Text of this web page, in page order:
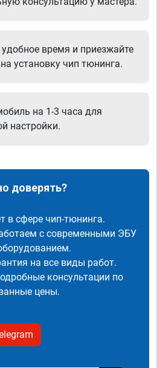
время и приезжайте
установку чип тюнинга.
на 1-3 часа для
настройки.
доверять?
в сфере чип-тюнинга.
с современными ЭБУ
на все виды работ.
консультации по
цены.